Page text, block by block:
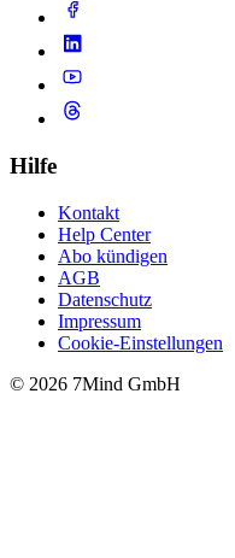
Hilfe
Kontakt
Help Center
Abo kündigen
AGB
Datenschutz
Impressum
Cookie-Einstellungen
© 2026 7Mind GmbH